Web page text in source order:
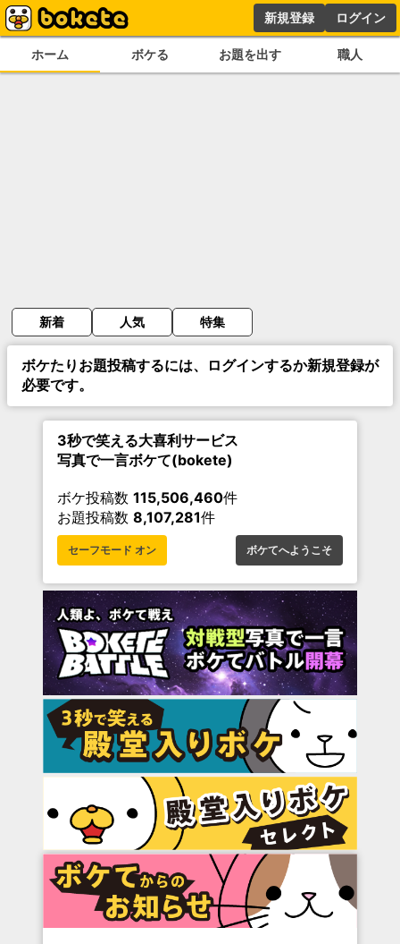
新規登録 ログイン
ホーム ボケる お題を出す 職人
新着 人気 特集
ボケたりお題投稿するには、ログインするか新規登録が
必要です。
3秒で笑える大喜利サービス
写真で一言ボケて(bokete)
ボケ投稿数 115,506,460件
お題投稿数 8,107,281件
セーフモード オン ボケてへようこそ